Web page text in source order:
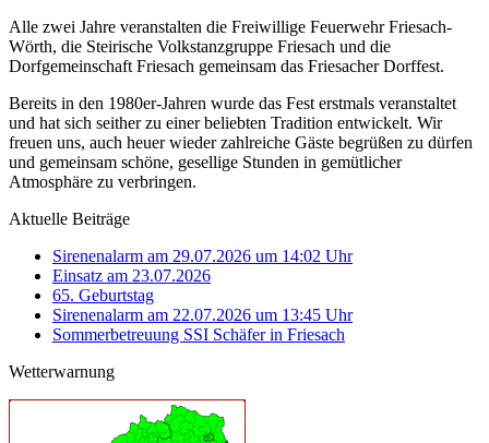
Alle zwei Jahre veranstalten die Freiwillige Feuerwehr Friesach-
Wörth, die Steirische Volkstanzgruppe Friesach und die
Dorfgemeinschaft Friesach gemeinsam das Friesacher Dorffest.
Bereits in den 1980er-Jahren wurde das Fest erstmals veranstaltet
und hat sich seither zu einer beliebten Tradition entwickelt. Wir
freuen uns, auch heuer wieder zahlreiche Gäste begrüßen zu dürfen
und gemeinsam schöne, gesellige Stunden in gemütlicher
Atmosphäre zu verbringen.
Aktuelle Beiträge
Sirenenalarm am 29.07.2026 um 14:02 Uhr
Einsatz am 23.07.2026
65. Geburtstag
Sirenenalarm am 22.07.2026 um 13:45 Uhr
Sommerbetreuung SSI Schäfer in Friesach
Wetterwarnung